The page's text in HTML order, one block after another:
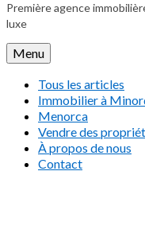
Première agence
luxe
Menu
Tous les articles
Immobilier à
Menorca
Vendre des
À propos de nous
Contact